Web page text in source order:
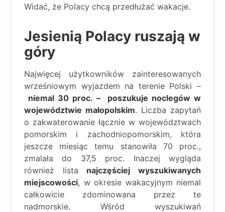
Widać, że Polacy chcą przedłużać wakacje.
Jesienią Polacy ruszają w
góry
Najwięcej użytkowników zainteresowanych
wrześniowym wyjazdem na terenie Polski –
niemal 30 proc. – poszukuje noclegów w
województwie małopolskim. Liczba zapytań
o zakwaterowanie łącznie w województwach
pomorskim i zachodniopomorskim, która
jeszcze miesiąc temu stanowiła 70 proc.,
zmalała do 37,5 proc. Inaczej wygląda
również lista najczęściej wyszukiwanych
miejscowości, w okresie wakacyjnym niemal
całkowicie zdominowana przez te
nadmorskie. Wśród wyszukiwań